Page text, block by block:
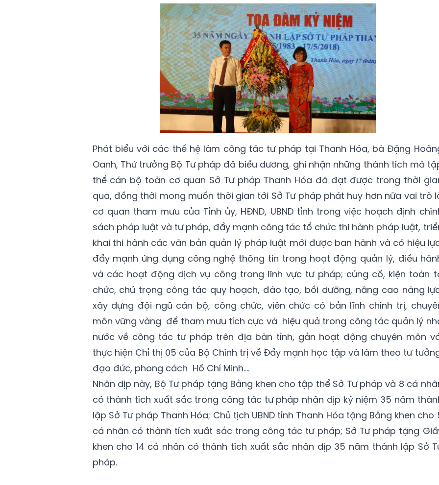
Phát biểu với các thế hệ làm công tác tư pháp tại Thanh Hóa, bà Đặng
Oanh, Thứ trưởng Bộ Tư pháp đã biểu dương, ghi nhận những thành tích mà
thể cán bộ toàn cơ quan Sở Tư pháp Thanh Hóa đã đạt được trong thời
qua, đồng thời mong muốn thời gian tới Sở Tư pháp phát huy hơn nữa vai trò
cơ quan tham mưu của Tỉnh ủy, HĐND, UBND tỉnh trong việc hoạch định
sách pháp luật và tư pháp, đẩy mạnh công tác tổ chức thi hành pháp luật,
khai thi hành các văn bản quản lý pháp luật mới được ban hành và có hiệu
đẩy mạnh ứng dụng công nghệ thông tin trong hoạt động quản lý, điều
và các hoạt động dịch vụ công trong lĩnh vực tư pháp; củng cố, kiện toàn
chức, chú trọng công tác quy hoạch, đào tạo, bồi dưỡng, nâng cao năng
xây dựng đội ngũ cán bộ, công chức, viên chức có bản lĩnh chính trị,
môn vững vàng để tham mưu tích cực và hiệu quả trong công tác quản lý
nước về công tác tư pháp trên địa bàn tỉnh, gắn hoạt động chuyên môn
thực hiện Chỉ thị 05 của Bộ Chính trị về Đẩy mạnh học tập và làm theo tư
đạo đức, phong cách Hồ Chí Minh….
Nhân dịp này, Bộ Tư pháp tặng Bằng khen cho tập thể Sở Tư pháp và 8 cá
có thành tích xuất sắc trong công tác tư pháp nhân dịp kỷ niệm 35 năm
lập Sở Tư pháp Thanh Hóa; Chủ tịch UBND tỉnh Thanh Hóa tặng Bằng khen cho
cá nhân có thành tích xuất sắc trong công tác tư pháp; Sở Tư pháp tặng
khen cho 14 cá nhân có thành tích xuất sắc nhân dịp 35 năm thành lập Sở
pháp.